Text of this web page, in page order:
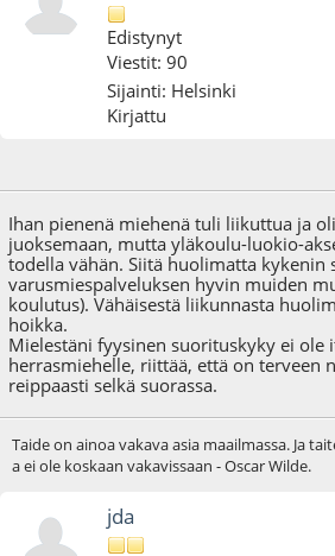
Edistynyt
Viestit: 90
Sijainti: Helsinki
Kirjattu
Ihan pienenä miehenä tuli liikuttua ja
juoksemaan, mutta yläkoulu-luokio-
todella vähän. Siitä huolimatta kykenin
varusmiespalveluksen hyvin muiden
koulutus). Vähäisestä liikunnasta
hoikka.
Mielestäni fyysinen suorituskyky ei ole
herrasmiehelle, riittää, että on terveen
reippaasti selkä suorassa.
Taide on ainoa vakava asia maailmassa. Ja
a ei ole koskaan vakavissaan - Oscar Wilde.
jda